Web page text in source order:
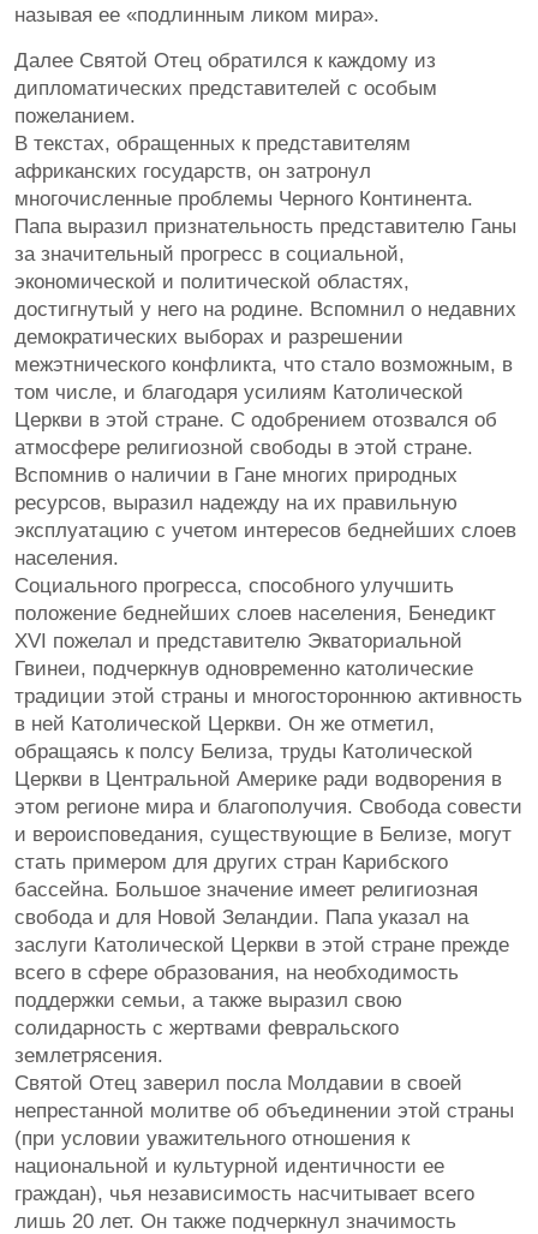
называя ее «подлинным ликом мира».
Далее Святой Отец обратился к каждому из
дипломатических представителей с особым
пожеланием.
В текстах, обращенных к представителям
африканских государств, он затронул
многочисленные проблемы Черного Континента.
Папа выразил признательность представителю Ганы
за значительный прогресс в социальной,
экономической и политической областях,
достигнутый у него на родине. Вспомнил о недавних
демократических выборах и разрешении
межэтнического конфликта, что стало возможным, в
том числе, и благодаря усилиям Католической
Церкви в этой стране. С одобрением отозвался об
атмосфере религиозной свободы в этой стране.
Вспомнив о наличии в Гане многих природных
ресурсов, выразил надежду на их правильную
эксплуатацию с учетом интересов беднейших слоев
населения.
Социального прогресса, способного улучшить
положение беднейших слоев населения, Бенедикт
XVI пожелал и представителю Экваториальной
Гвинеи, подчеркнув одновременно католические
традиции этой страны и многостороннюю активность
в ней Католической Церкви. Он же отметил,
обращаясь к полсу Белиза, труды Католической
Церкви в Центральной Америке ради водворения в
этом регионе мира и благополучия. Свобода совести
и вероисповедания, существующие в Белизе, могут
стать примером для других стран Карибского
бассейна. Большое значение имеет религиозная
свобода и для Новой Зеландии. Папа указал на
заслуги Католической Церкви в этой стране прежде
всего в сфере образования, на необходимость
поддержки семьи, а также выразил свою
солидарность с жертвами февральского
землетрясения.
Святой Отец заверил посла Молдавии в своей
непрестанной молитве об объединении этой страны
(при условии уважительного отношения к
национальной и культурной идентичности ее
граждан), чья независимость насчитывает всего
лишь 20 лет. Он также подчеркнул значимость